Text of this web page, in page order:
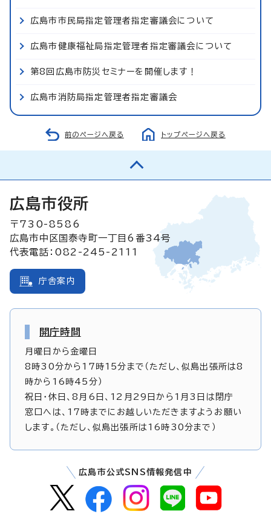
広島市市民局指定管理者指定審議会について
広島市健康福祉局指定管理者指定審議会について
第8回広島市防災セミナーを開催します！
広島市消防局指定管理者指定審議会
前のページへ戻る トップページへ戻る
広島市役所
〒730-8586
広島市中区国泰寺町一丁目6番34号
代表電話：082-245-2111
庁舎案内
開庁時間
月曜日から金曜日
8時30分から17時15分まで（ただし、似島出張所は8
時から16時45分）
祝日・休日、8月6日、12月29日から1月3日は閉庁
窓口へは、17時までにお越しいただきますようお願い
します。（ただし、似島出張所は16時30分まで）
広島市公式SNS情報発信中